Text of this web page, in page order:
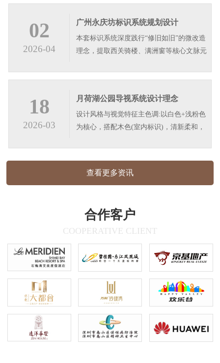
空间。系统遵循人车导视逻辑，分级设置停
车场立牌、信息宣传栏、立式导视…
02
2026-04
广州永庆坊标识系统规划设计
本套标识系统深度践行“修旧如旧”的微改造
理念，提取西关骑楼、满洲窗等核心文脉元
文化底蕴。设计遵循“简约不简单”原则，在
保留趟栊门等传统符号的同时…
18
2026-03
月荷湖公园导视系统设计理念
设计风格与视觉特征主色调:以白色+浅粉色
为核心，搭配木色(室内标识)，清新柔和，
感:户外标识采用哑光面材质，室内标识为
查看更多资讯
合作客户
COOPERATIVE CLIENT